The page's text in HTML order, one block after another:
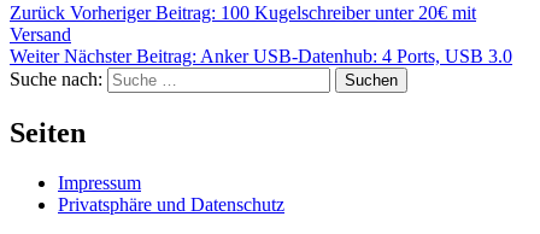
Zurück Vorheriger Beitrag: 100 Kugelschreiber unter 20€ mit
Versand
Weiter Nächster Beitrag: Anker USB-Datenhub: 4 Ports, USB 3.0
Suche nach:
Suchen
Seiten
Impressum
Privatsphäre und Datenschutz